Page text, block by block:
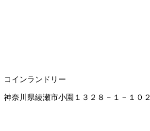
コインランドリー
神奈川県綾瀬市小園１３２８－１－１０２